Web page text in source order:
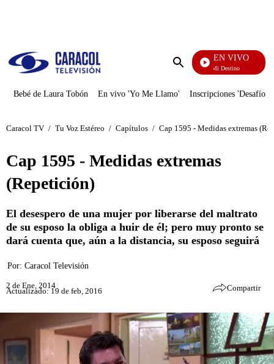
Enviar
EN VIVO
El Juego De Mi Destino
Bebé de Laura Tobón En vivo 'Yo Me Llamo' Inscripciones 'Desafío'
Caracol TV / Tu Voz Estéreo / Capítulos / Cap 1595 - Medidas extremas
Cap 1595 - Medidas extremas
(Repetición)
El desespero de una mujer por liberarse del maltrato
de su esposo la obliga a huir de él; pero muy pronto se
dará cuenta que, aún a la distancia, su esposo seguirá
Por: Caracol Televisión
2 de Ene, 2014
Actualizado: 19 de feb, 2016 Compartir